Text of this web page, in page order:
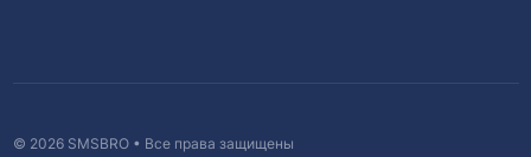
© 2026 SMSBRO • Все права защищены